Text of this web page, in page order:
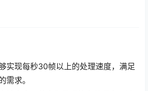
实现每秒30帧以上的处理速度，满足
需求。